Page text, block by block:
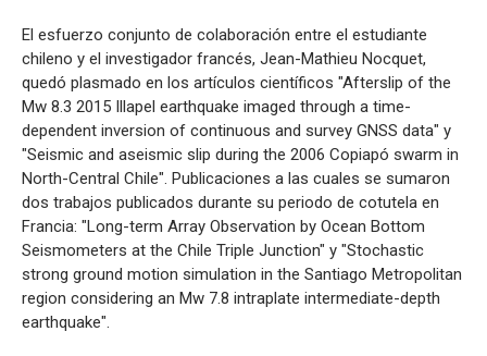
El esfuerzo conjunto de colaboración entre el estudiante
chileno y el investigador francés, Jean-Mathieu Nocquet,
quedó plasmado en los artículos científicos "Afterslip of the
Mw 8.3 2015 Illapel earthquake imaged through a time-
dependent inversion of continuous and survey GNSS data" y
"Seismic and aseismic slip during the 2006 Copiapó swarm in
North-Central Chile". Publicaciones a las cuales se sumaron
dos trabajos publicados durante su periodo de cotutela en
Francia: "Long-term Array Observation by Ocean Bottom
Seismometers at the Chile Triple Junction" y "Stochastic
strong ground motion simulation in the Santiago Metropolitan
region considering an Mw 7.8 intraplate intermediate-depth
earthquake".